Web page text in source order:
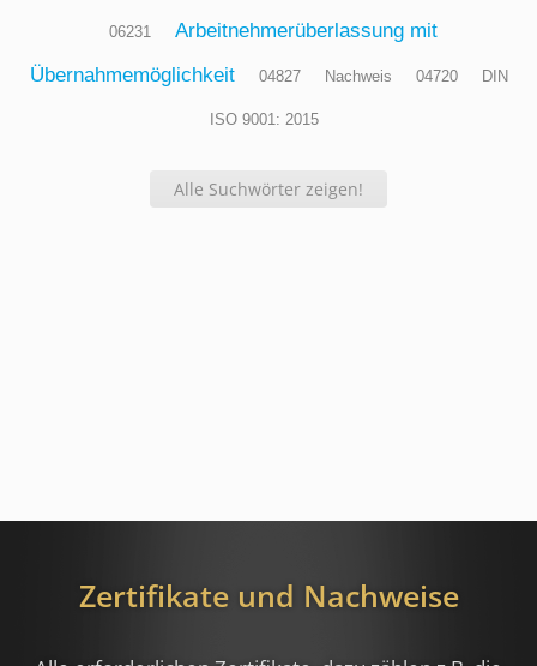
06231
Arbeitnehmerüberlassung mit
Übernahmemöglichkeit
04827 Nachweis 04720 DIN
ISO 9001: 2015
Alle Suchwörter zeigen!
Zertifikate und Nachweise